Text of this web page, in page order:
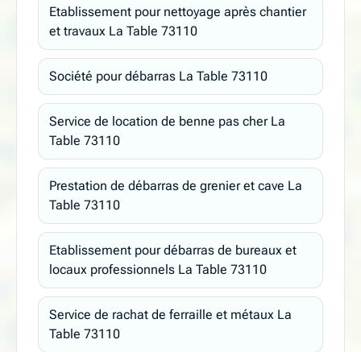
Etablissement pour nettoyage après chantier
et travaux La Table 73110
Société pour débarras La Table 73110
Service de location de benne pas cher La
Table 73110
Prestation de débarras de grenier et cave La
Table 73110
Etablissement pour débarras de bureaux et
locaux professionnels La Table 73110
Service de rachat de ferraille et métaux La
Table 73110